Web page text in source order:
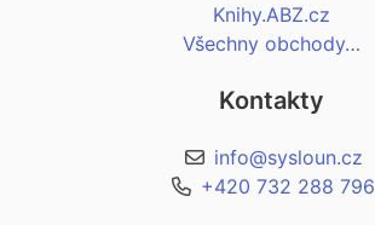
Knihy.ABZ.cz
Všechny obchody…
Kontakty
info@sysloun.cz
+420 732 288 796